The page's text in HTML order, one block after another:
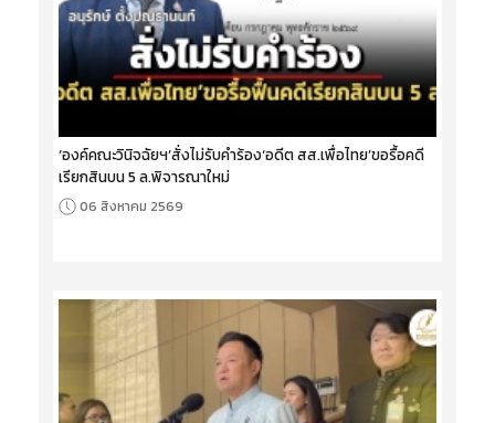
‘องค์คณะวินิจฉัยฯ’สั่งไม่รับคำร้อง‘อดีต สส.เพื่อไทย’ขอรื้อคดี
เรียกสินบน 5 ล.พิจารณาใหม่
06 สิงหาคม 2569